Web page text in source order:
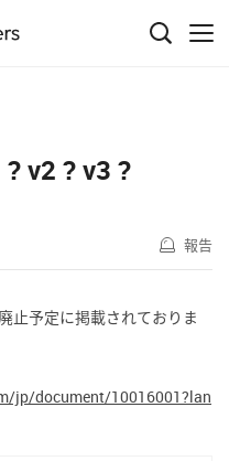
v2 ? v3 ?
報告
止予定に掲載されておりま
jp/document/10016001?lan